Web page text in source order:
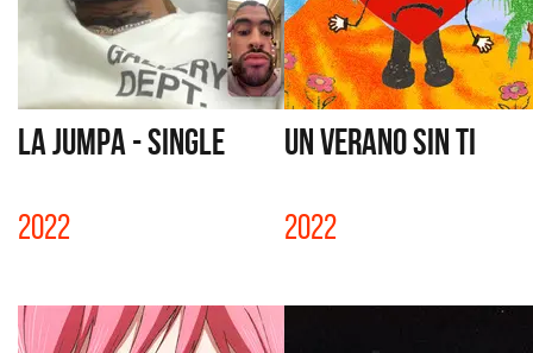
LA JUMPA - SINGLE
2022
UN VERANO SIN TI
2022